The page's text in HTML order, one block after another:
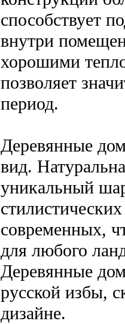
способствует
внутри
хорошими
позволяет
период.
Деревянные
вид.
уникальный
современных,
для любого
Деревянные
русской избы,
дизайне.